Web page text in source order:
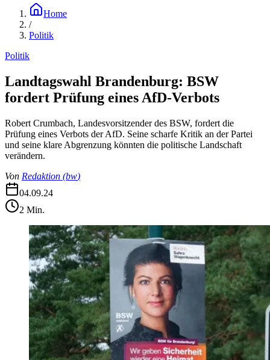
Home
/
Politik
Politik
Landtagswahl Brandenburg: BSW
fordert Prüfung eines AfD-Verbots
Robert Crumbach, Landesvorsitzender des BSW, fordert die
Prüfung eines Verbots der AfD. Seine scharfe Kritik an der Partei
und seine klare Abgrenzung könnten die politische Landschaft
verändern.
Von Redaktion (bw)
04.09.24
2 Min.